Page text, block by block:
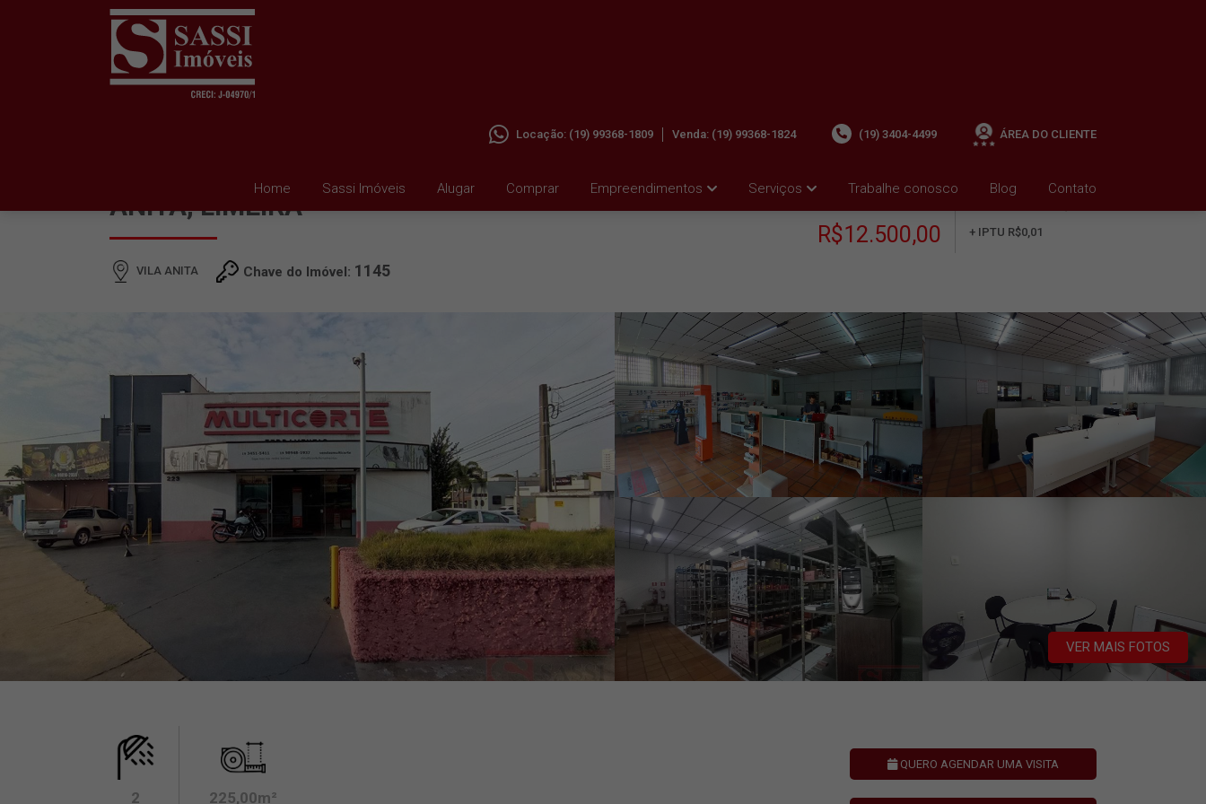
Home Sassi Imóveis Alugar Comprar Empreendimentos Serviços Trabalhe conosco Blog Contato
Locação: (19) 99368-1809 Venda: (19) 99368-1824 (19) 3404-4499 ÁREA DO CLIENTE
ANITA, LIMEIRA
VILA ANITA Chave do Imóvel: 1145
R$12.500,00
+ IPTU R$0,01
VER MAIS FOTOS
2 225,00m²
QUERO AGENDAR UMA VISITA